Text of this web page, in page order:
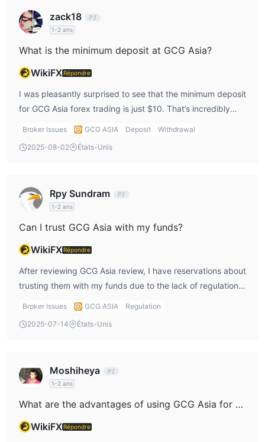
zack18
1-2 ans
What is the minimum deposit at GCG Asia?
WikiFXRépondre
I was pleasantly surprised to see that the minimum deposit
for GCG Asia forex trading is just $10. That’s incredibly
low, making it easy for me to get started without
is definitely an attractive feature for new traders.
Broker Issues GCG ASIA Deposit
Withdrawal
2025-08-02
États-Unis
Rpy Sundram
1-2 ans
Can I trust GCG Asia with my funds?
WikiFXRépondre
After reviewing GCG Asia review, I have reservations about
trusting them with my funds due to the lack of regulation.
Without a regulatory body overseeing their operations,
me, this is a significant concern, especially when
Broker Issues GCG ASIA
Regulation
2025-07-14
États-Unis
Moshiheya
1-2 ans
What are the advantages of using GCG Asia for forex trading?
WikiFXRépondre